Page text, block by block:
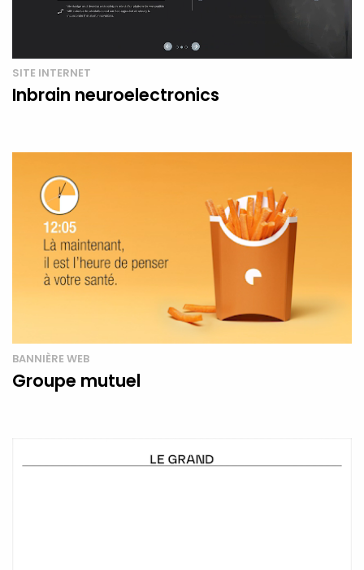
SITE INTERNET
Inbrain neuroelectronics
BANNIÈRE WEB
Groupe mutuel